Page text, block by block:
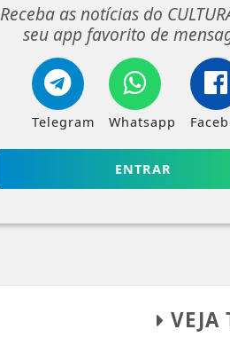
Receba as notícias do
seu app favorito de
Telegram Whatsapp
ENTRAR
VEJA